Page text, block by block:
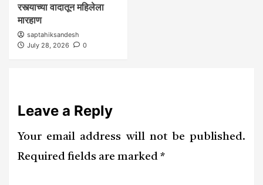
रस्त्याच्या वादातून महिलेला
मारहाण
saptahiksandesh
July 28, 2026
0
Leave a Reply
Your email address will not be published.
Required fields are marked *